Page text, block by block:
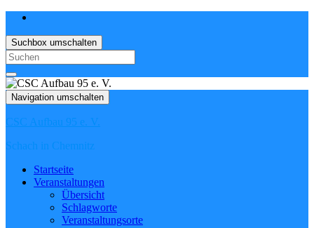
Suchbox umschalten
Search
for:
Navigation umschalten
CSC Aufbau 95 e. V.
Schach in Chemnitz
Startseite
Veranstaltungen
Übersicht
Schlagworte
Veranstaltungsorte